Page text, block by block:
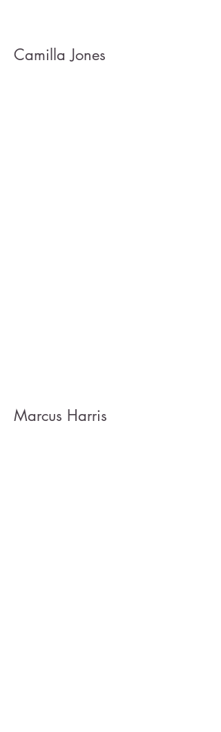
Camilla Jones
Marcus Harris